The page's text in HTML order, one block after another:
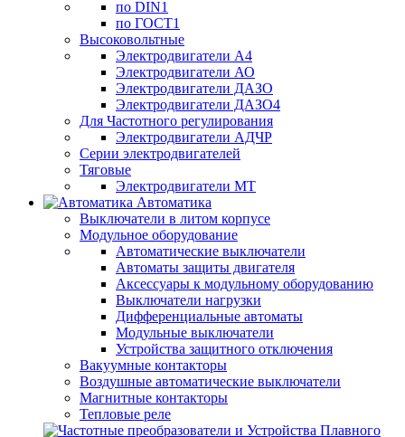
по DIN1
по ГОСТ1
Высоковольтные
Электродвигатели А4
Электродвигатели АО
Электродвигатели ДАЗО
Электродвигатели ДАЗО4
Для Частотного регулирования
Электродвигатели АДЧР
Серии электродвигателей
Тяговые
Электродвигатели МТ
Автоматика
Выключатели в литом корпусе
Модульное оборудование
Автоматические выключатели
Автоматы защиты двигателя
Аксессуары к модульному оборудованию
Выключатели нагрузки
Дифференциальные автоматы
Модульные выключатели
Устройства защитного отключения
Вакуумные контакторы
Воздушные автоматические выключатели
Магнитные контакторы
Тепловые реле